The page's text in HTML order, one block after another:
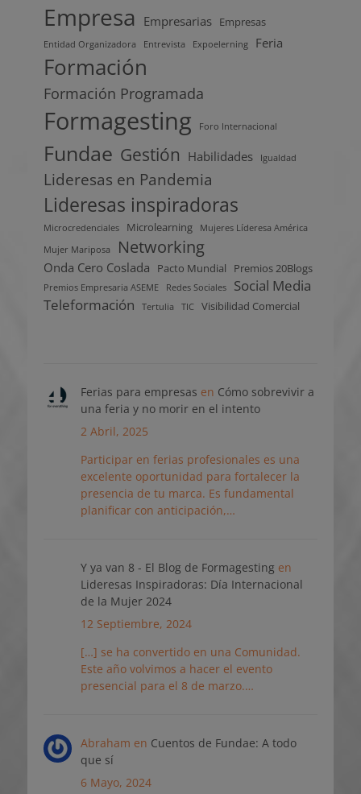
Empresa Empresarias Empresas
Entidad Organizadora Entrevista Expoelerning Feria
Formación
Formación Programada
Formagesting Foro Internacional
Fundae Gestión Habilidades Igualdad
Lideresas en Pandemia
Lideresas inspiradoras
Microcredenciales Microlearning
Mujeres Líderesa América
Mujer Mariposa
Networking
Onda Cero Coslada Pacto Mundial Premios 20Blogs
Premios Empresaria ASEME Redes Sociales
Social Media
Teleformación
Tertulia TIC Visibilidad Comercial
Ferias para empresas en Cómo sobrevivir a
una feria y no morir en el intento
2 Abril, 2025
Participar en ferias profesionales es una
excelente oportunidad para fortalecer la
presencia de tu marca. Es fundamental
planificar con anticipación,…
Y ya van 8 - El Blog de Formagesting en
Lideresas Inspiradoras: Día Internacional
de la Mujer 2024
12 Septiembre, 2024
[…] se ha convertido en una Comunidad.
Este año volvimos a hacer el evento
presencial para el 8 de marzo.…
Abraham en Cuentos de Fundae: A todo
que sí
6 Mayo, 2024